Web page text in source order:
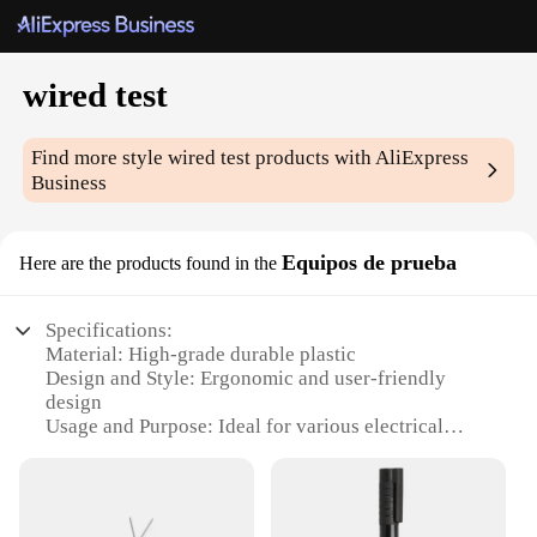
wired test
Find more stylewired test products with AliExpress
Business
Here are the products found in the Equipos de prueba
Specifications:
Material: High-grade durable plastic
Design and Style: Ergonomic and user-friendly
design
Usage and Purpose: Ideal for various electrical
Performance and Property: High precision and
Parts and Accessories: Comes with a complete set of